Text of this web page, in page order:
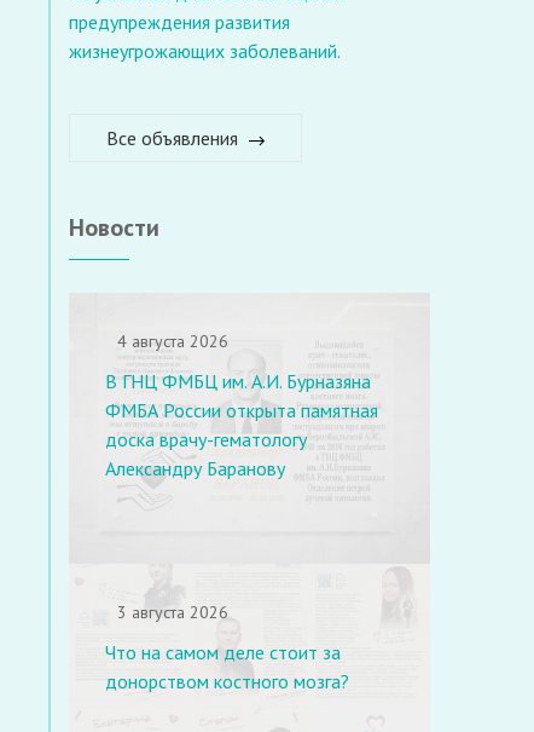
предупреждения развития
жизнеугрожающих заболеваний.
Все объявления
Новости
4 августа 2026
В ГНЦ ФМБЦ им. А.И. Бурназяна
ФМБА России открыта памятная
доска врачу-гематологу
Александру Баранову
3 августа 2026
Что на самом деле стоит за
донорством костного мозга?